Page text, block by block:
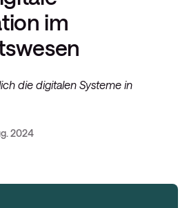
im
die digitalen Systeme in
2024